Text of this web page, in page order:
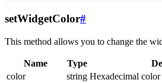
setWidgetColor#
This method allows you to change the
Name Type
color
string Hexadecimal color